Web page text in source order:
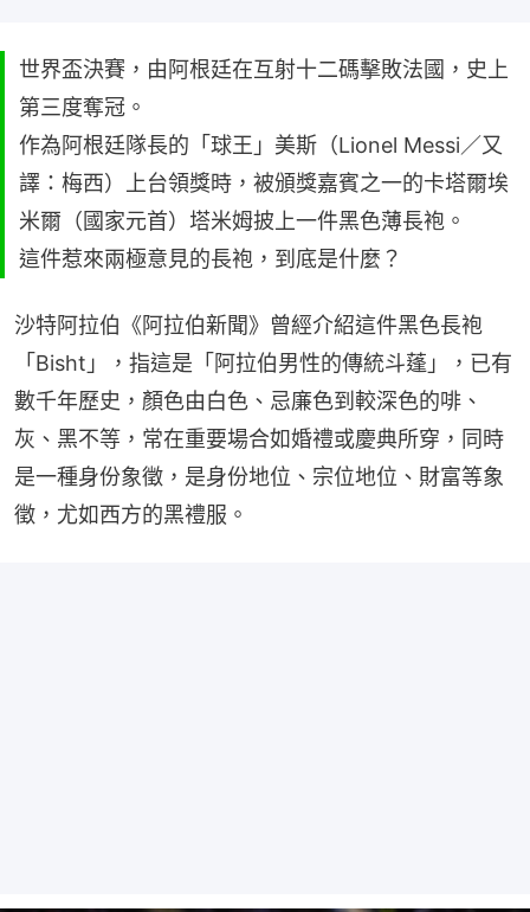
世界盃決賽，由阿根廷在互射十二碼擊敗法國，史上
第三度奪冠。
作為阿根廷隊長的「球王」美斯（Lionel Messi／又
譯：梅西）上台領獎時，被頒獎嘉賓之一的卡塔爾埃
米爾（國家元首）塔米姆披上一件黑色薄長袍。
這件惹來兩極意見的長袍，到底是什麼？
沙特阿拉伯《阿拉伯新聞》曾經介紹這件黑色長袍
「Bisht」，指這是「阿拉伯男性的傳統斗蓬」，已有
數千年歷史，顏色由白色、忌廉色到較深色的啡、
灰、黑不等，常在重要場合如婚禮或慶典所穿，同時
是一種身份象徵，是身份地位、宗位地位、財富等象
徵，尤如西方的黑禮服。